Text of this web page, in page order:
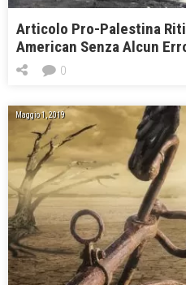
Articolo Pro-Palestina
American Senza Alcun
0
Maggio 1, 2019